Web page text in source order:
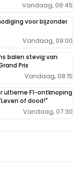
Vandaag, 09:45
voor bijzonder
Vandaag, 09:00
balen stevig van
Prix
Vandaag, 08:15
ultieme F1-ontknoping
of dood!"
Vandaag, 07:30